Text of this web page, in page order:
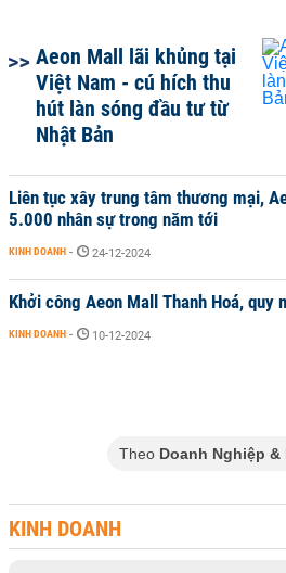
Aeon Mall lãi khủng tại
Việt Nam - cú hích thu
hút làn sóng đầu tư từ
Nhật Bản
Liên tục xây trung tâm thương mại,
5.000 nhân sự trong năm tới
KINH DOANH - 24-12-2024
Khởi công Aeon Mall Thanh Hoá,
KINH DOANH - 10-12-2024
Theo Doanh Nghiệp &
KINH DOANH